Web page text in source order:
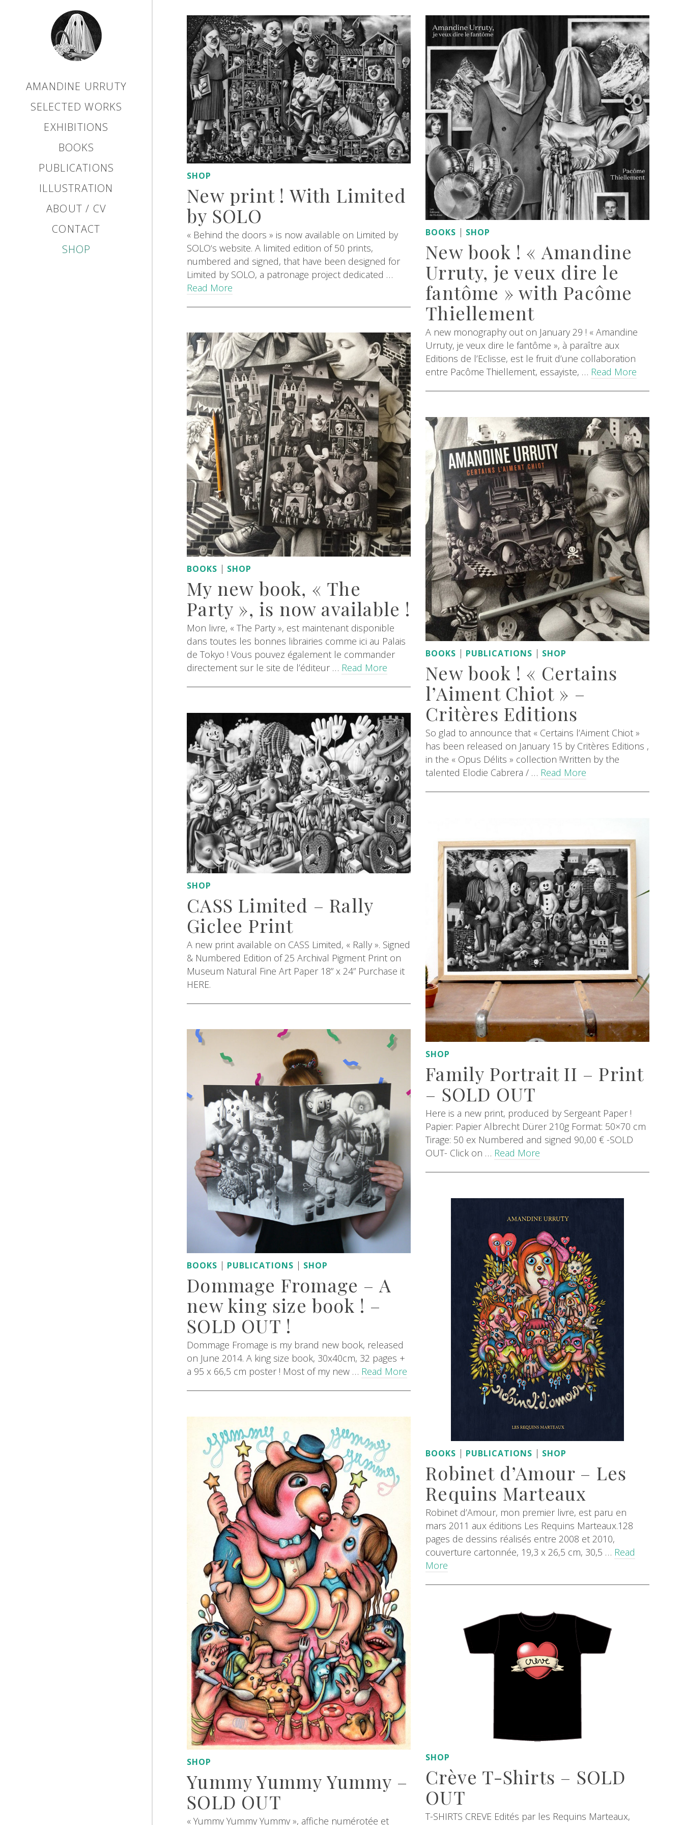
AMANDINE URRUTY
SELECTED WORKS
EXHIBITIONS
BOOKS
PUBLICATIONS
ILLUSTRATION
ABOUT / CV
CONTACT
SHOP
SHOP
New print ! With Limited
by SOLO
« Behind the doors » is now available on Limited by
SOLO‘s website. A limited edition of 50 prints,
numbered and signed, that have been designed for
Limited by SOLO, a patronage project dedicated …
Read More
BOOKS | SHOP
New book ! « Amandine
Urruty, je veux dire le
fantôme » with Pacôme
Thiellement
A new monography out on January 29 ! « Amandine
Urruty, je veux dire le fantôme », à paraître aux
Editions de l’Eclisse, est le fruit d’une collaboration
entre Pacôme Thiellement, essayiste, … Read More
BOOKS | SHOP
My new book, « The
Party », is now available !
Mon livre, « The Party », est maintenant disponible
dans toutes les bonnes librairies comme ici au Palais
de Tokyo ! Vous pouvez également le commander
directement sur le site de l’éditeur … Read More
BOOKS | PUBLICATIONS | SHOP
New book ! « Certains
l’Aiment Chiot » –
Critères Editions
So glad to announce that « Certains l’Aiment Chiot »
has been released on January 15 by Critères Editions ,
in the « Opus Délits » collection !Written by the
talented Elodie Cabrera / … Read More
SHOP
CASS Limited – Rally
Giclee Print
A new print available on CASS Limited, « Rally ». Signed
& Numbered Edition of 25 Archival Pigment Print on
Museum Natural Fine Art Paper 18” x 24” Purchase it
HERE.
SHOP
Family Portrait II – Print
– SOLD OUT
Here is a new print, produced by Sergeant Paper !
Papier: Papier Albrecht Dürer 210g Format: 50×70 cm
Tirage: 50 ex Numbered and signed 90,00 € -SOLD
OUT- Click on … Read More
BOOKS | PUBLICATIONS | SHOP
Dommage Fromage – A
new king size book ! –
SOLD OUT !
Dommage Fromage is my brand new book, released
on June 2014. A king size book, 30x40cm, 32 pages +
a 95 x 66,5 cm poster ! Most of my new … Read More
BOOKS | PUBLICATIONS | SHOP
Robinet d’Amour – Les
Requins Marteaux
Robinet d’Amour, mon premier livre, est paru en
mars 2011 aux éditions Les Requins Marteaux.128
pages de dessins réalisés entre 2008 et 2010,
couverture cartonnée, 19,3 x 26,5 cm, 30,5 … Read
More
SHOP
Yummy Yummy Yummy –
SOLD OUT
« Yummy Yummy Yummy », affiche numérotée et
SHOP
Crève T-Shirts – SOLD
OUT
T-SHIRTS CREVE Edités par les Requins Marteaux,